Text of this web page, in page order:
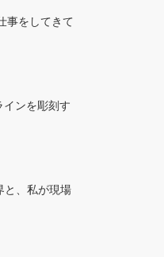
事をしてきて
ンを彫刻す
と、私が現場